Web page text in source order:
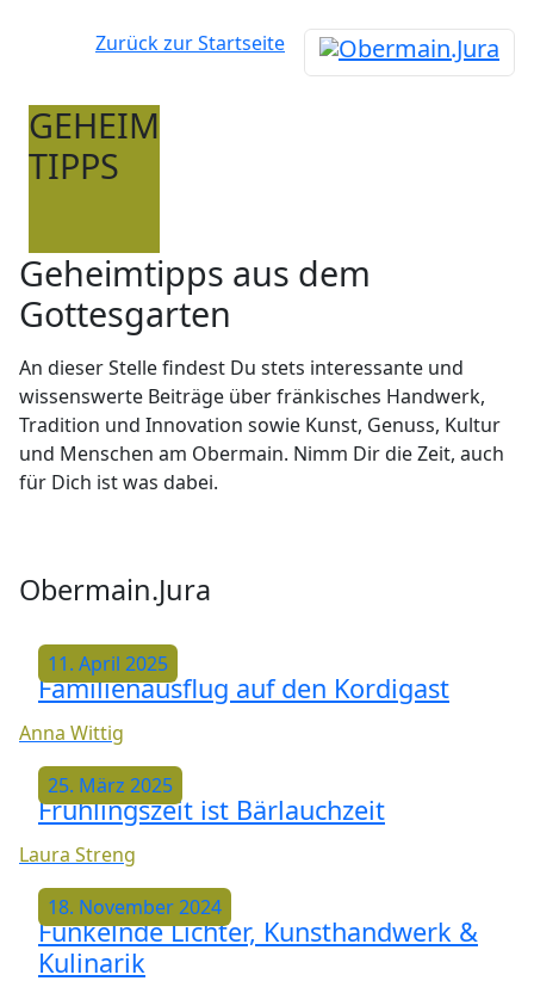
Zurück zur Startseite
GEHEIM
TIPPS
Geheimtipps aus dem
Gottesgarten
An dieser Stelle findest Du stets interessante und
wissenswerte Beiträge über fränkisches Handwerk,
Tradition und Innovation sowie Kunst, Genuss, Kultur
und Menschen am Obermain. Nimm Dir die Zeit, auch
für Dich ist was dabei.
Obermain.Jura
11. April 2025
Familienausflug auf den Kordigast
Anna Wittig
25. März 2025
Frühlingszeit ist Bärlauchzeit
Laura Streng
18. November 2024
Funkelnde Lichter, Kunsthandwerk &
Kulinarik